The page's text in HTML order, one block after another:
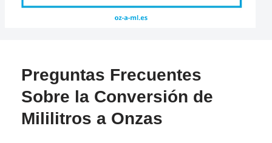
Preguntas Frecuentes
Sobre la Conversión de
Mililitros a Onzas